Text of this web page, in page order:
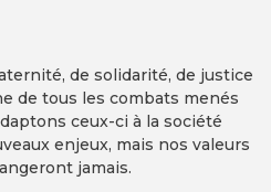
de solidarité, de justice
de tous les combats menés
ceux-ci à la société
enjeux, mais nos valeurs
jamais.